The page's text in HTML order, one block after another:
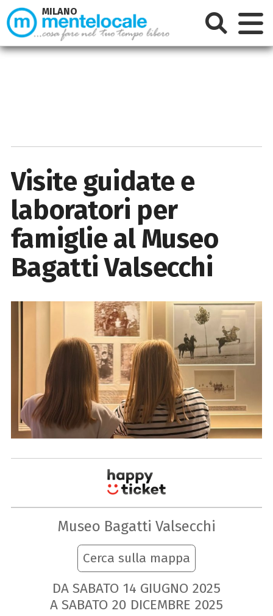
Visite guidate e
laboratori per
famiglie al Museo
Bagatti Valsecchi
Museo Bagatti Valsecchi
Cerca sulla mappa
DA SABATO 14 GIUGNO 2025
A SABATO 20 DICEMBRE 2025
MILANO